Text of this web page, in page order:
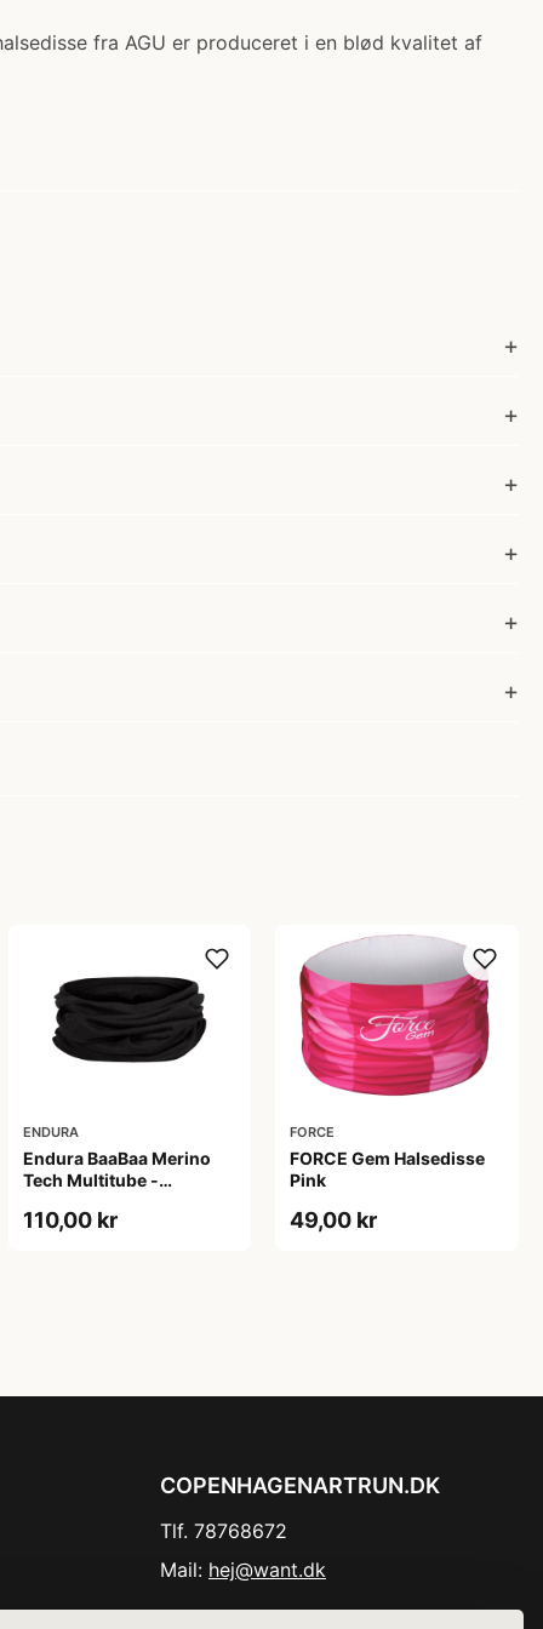
fra AGU er produceret i en blød kvalitet af
ENDURA
Endura BaaBaa Merino
Tech Multitube -
One size
110,00 kr
FORCE
FORCE Gem Halsedisse
Pink
49,00 kr
COPENHAGENARTRUN.DK
Tlf. 78768672
Mail: hej@want.dk